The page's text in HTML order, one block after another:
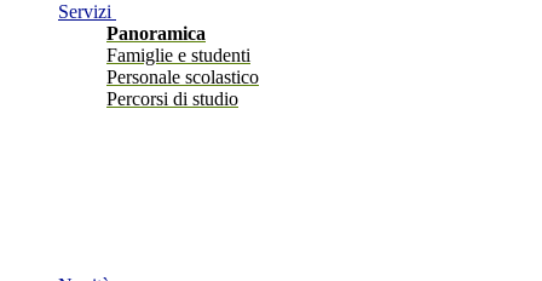
Servizi
Panoramica
Famiglie e studenti
Personale scolastico
Percorsi di studio